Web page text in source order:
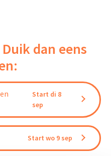
dan eens
Start di 8
sep
Start wo 9 sep